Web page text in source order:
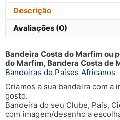
Descrição
Avaliações (0)
Bandeira Costa do Marfim ou
do Marfim, Bandera Costa de
Bandeiras de Países Africanos
Criamos a sua bandeira com a
gosto.
Bandeira do seu Clube, País,
com imagem/desenho a